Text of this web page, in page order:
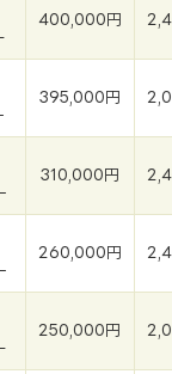
400,000円
395,000円
310,000円
260,000円
250,000円